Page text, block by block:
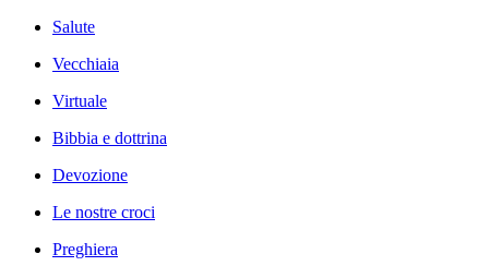
Salute
Vecchiaia
Virtuale
Bibbia e dottrina
Devozione
Le nostre croci
Preghiera